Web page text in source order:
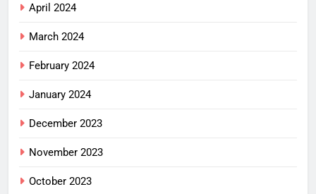
April 2024
March 2024
February 2024
January 2024
December 2023
November 2023
October 2023